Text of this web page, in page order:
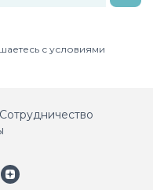
с условиями
Сотрудничество